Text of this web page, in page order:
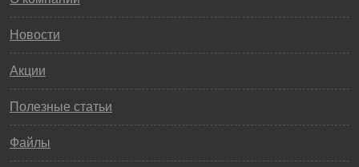
Новости
Акции
Полезные статьи
Файлы